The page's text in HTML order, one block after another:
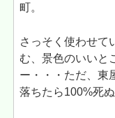
町。
さっそく使わせて
む、景色のいいと
ー・・・ただ、東
落ちたら100%死